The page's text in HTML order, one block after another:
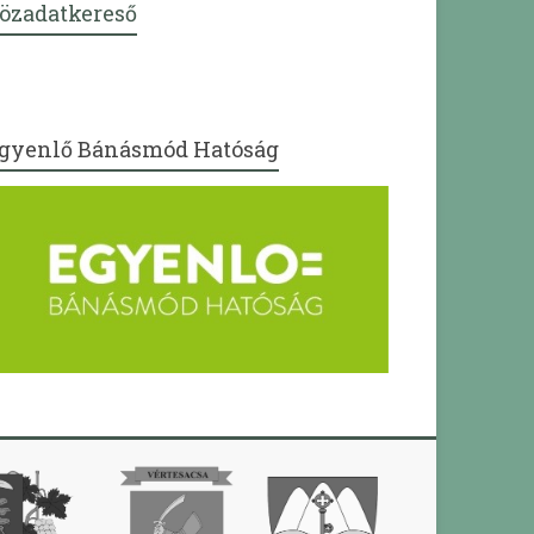
Bánásmód Hatóság